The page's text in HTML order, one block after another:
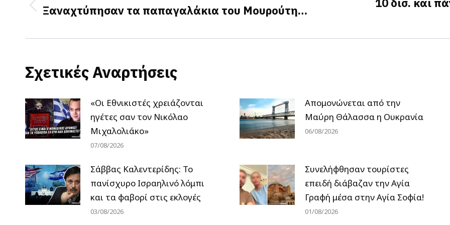
Previous
Ξαναχτύπησαν τα παπαγαλάκια του Μουρούτη…
Σχετικές Αναρτήσεις
«Οι Εθνικιστές χρειάζονται
ηγέτες σαν τον Νικόλαο
Μιχαλολιάκο»
07/08/2026
Απομονώνεται από την
Μαύρη Θάλασσα η Ουκρανία
06/08/2026
Σάββας Καλεντερίδης: Το
πανίσχυρο Ισραηλινό λόμπι
και τα φαβορί στις εκλογές
03/08/2026
Συνελήφθησαν τουρίστες
επειδή διάβαζαν την Αγία
Γραφή μέσα στην Αγία Σοφία!
01/08/2026